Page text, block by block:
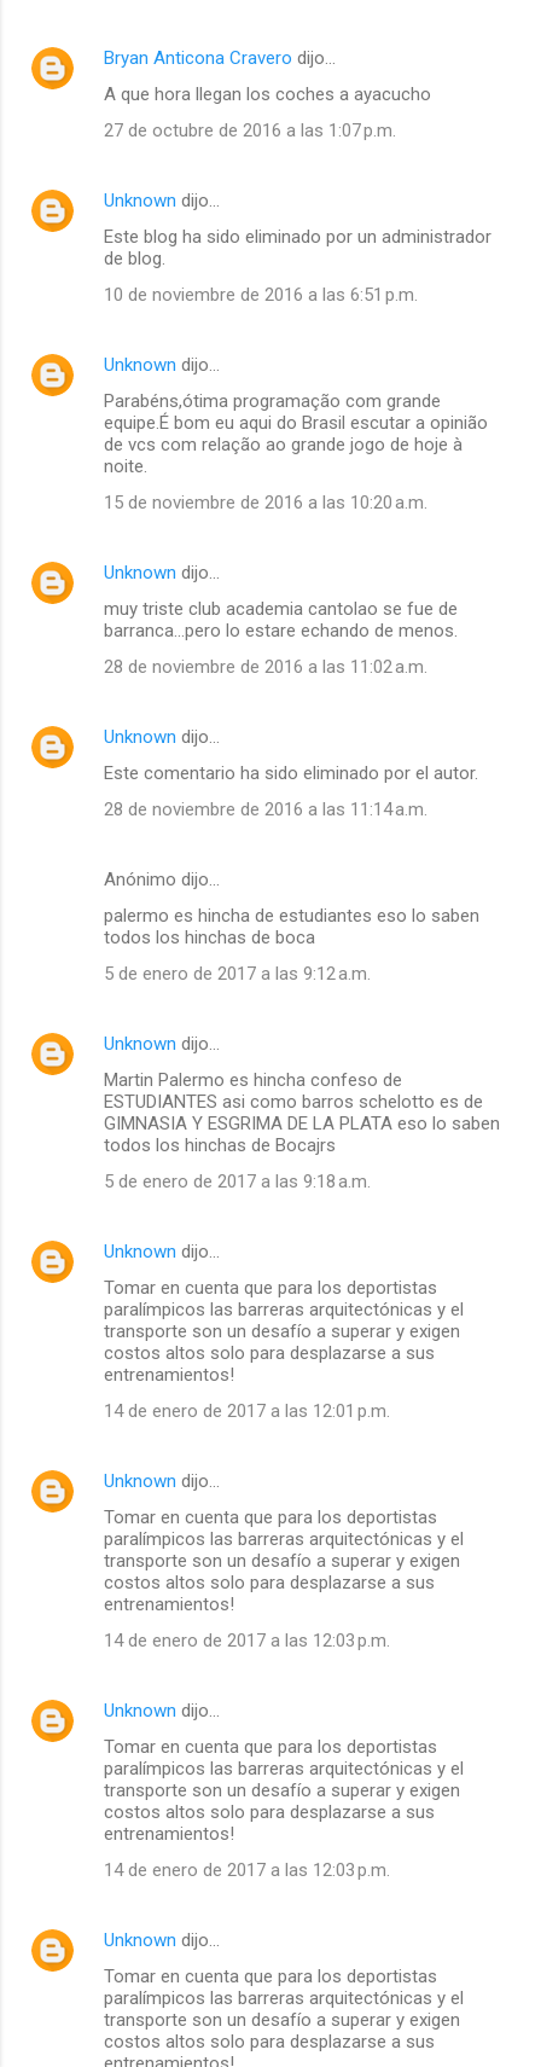
Bryan Anticona Cravero dijo…
A que hora llegan los coches a ayacucho
27 de octubre de 2016 a las 1:07 p.m.
Unknown dijo…
Este blog ha sido eliminado por un administrador
de blog.
10 de noviembre de 2016 a las 6:51 p.m.
Unknown dijo…
Parabéns,ótima programação com grande
equipe.É bom eu aqui do Brasil escutar a opinião
de vcs com relação ao grande jogo de hoje à
noite.
15 de noviembre de 2016 a las 10:20 a.m.
Unknown dijo…
muy triste club academia cantolao se fue de
barranca...pero lo estare echando de menos.
28 de noviembre de 2016 a las 11:02 a.m.
Unknown dijo…
Este comentario ha sido eliminado por el autor.
28 de noviembre de 2016 a las 11:14 a.m.
Anónimo dijo…
palermo es hincha de estudiantes eso lo saben
todos los hinchas de boca
5 de enero de 2017 a las 9:12 a.m.
Unknown dijo…
Martin Palermo es hincha confeso de
ESTUDIANTES asi como barros schelotto es de
GIMNASIA Y ESGRIMA DE LA PLATA eso lo saben
todos los hinchas de Bocajrs
5 de enero de 2017 a las 9:18 a.m.
Unknown dijo…
Tomar en cuenta que para los deportistas
paralímpicos las barreras arquitectónicas y el
transporte son un desafío a superar y exigen
costos altos solo para desplazarse a sus
entrenamientos!
14 de enero de 2017 a las 12:01 p.m.
Unknown dijo…
Tomar en cuenta que para los deportistas
paralímpicos las barreras arquitectónicas y el
transporte son un desafío a superar y exigen
costos altos solo para desplazarse a sus
entrenamientos!
14 de enero de 2017 a las 12:03 p.m.
Unknown dijo…
Tomar en cuenta que para los deportistas
paralímpicos las barreras arquitectónicas y el
transporte son un desafío a superar y exigen
costos altos solo para desplazarse a sus
entrenamientos!
14 de enero de 2017 a las 12:03 p.m.
Unknown dijo…
Tomar en cuenta que para los deportistas
paralímpicos las barreras arquitectónicas y el
transporte son un desafío a superar y exigen
costos altos solo para desplazarse a sus